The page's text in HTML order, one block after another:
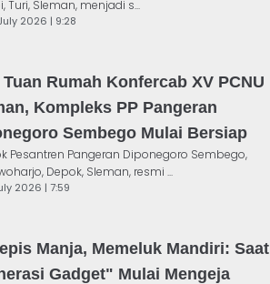
Turi, Sleman, menjadi s...
2026 | 9:28
Rumah Konfercab XV PCNU
Kompleks PP Pangeran
Sembego Mulai Bersiap
Pesantren Pangeran Diponegoro Sembego,
Depok, Sleman, resmi ...
2026 | 7:59
Manja, Memeluk Mandiri: Saat
Gadget" Mulai Mengeja